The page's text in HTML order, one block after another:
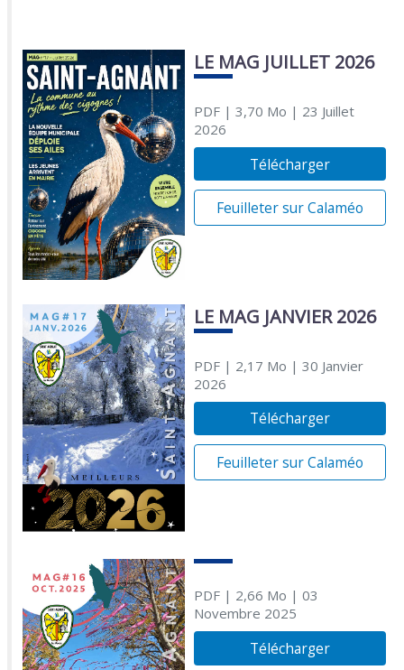
LE MAG JUILLET 2026
PDF| 3,70 Mo | 23 Juillet
2026
Télécharger
Feuilleter sur Calaméo
LE MAG JANVIER 2026
PDF| 2,17 Mo | 30 Janvier
2026
Télécharger
Feuilleter sur Calaméo
PDF| 2,66 Mo | 03
Novembre 2025
Télécharger